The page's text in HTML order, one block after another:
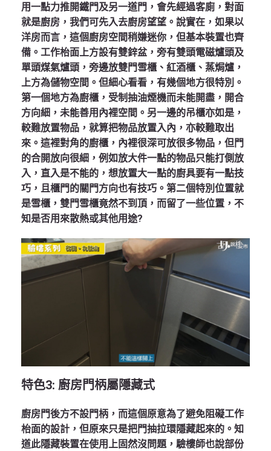
用一點力推開鐵門及另一道門，會先經過客廁，對面
就是廚房，我們可先入去廚房望望。說實在，如果以
洋房而言，這個廚房空間稍嫌迷你，但基本裝置也齊
備。工作枱面上方設有雙鋅盆，旁有雙頭電磁爐頭及
單頭煤氣爐頭，旁邊放雙門雪櫃、紅酒櫃、蒸焗爐，
上方為儲物空間。但細心看看，有幾個地方很特別。
第一個地方為廚櫃，受制抽油煙機而未能開盡，開合
方向細，未能善用內裡空間。另一邊的吊櫃亦如是，
較難放置物品，就算把物品放置入內，亦較難取出
來。這裡對角的廚櫃，內裡很深可放很多物品，但門
的合開放向很細，例如放大件一點的物品只能打側放
入，直入是不能的，想放置大一點的廚具要有一點技
巧，且櫃門的關門方向也有技巧。第二個特別位置就
是雪櫃，雙門雪櫃竟然不到頂，而留了一些位置，不
知是否用來散熱或其他用途?
特色3: 廚房門柄屬隱藏式
廚房門後方不設門柄，而這個原意為了避免阻礙工作
枱面的設計，但原來只是把門抽拉環隱藏起來的。知
道此隱藏裝置在使用上固然沒問題，驗樓師也說部份